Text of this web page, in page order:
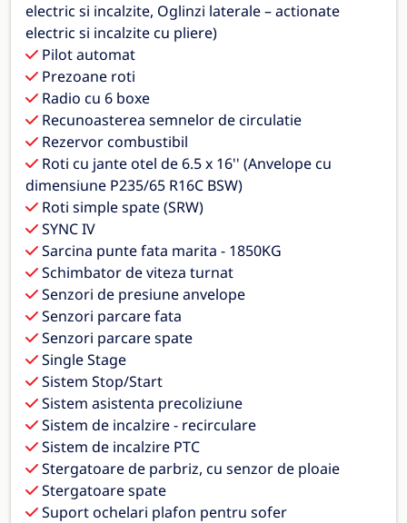
electric si incalzite, Oglinzi laterale – actionate
electric si incalzite cu pliere)
Pilot automat
Prezoane roti
Radio cu 6 boxe
Recunoasterea semnelor de circulatie
Rezervor combustibil
Roti cu jante otel de 6.5 x 16'' (Anvelope cu
dimensiune P235/65 R16C BSW)
Roti simple spate (SRW)
SYNC IV
Sarcina punte fata marita - 1850KG
Schimbator de viteza turnat
Senzori de presiune anvelope
Senzori parcare fata
Senzori parcare spate
Single Stage
Sistem Stop/Start
Sistem asistenta precoliziune
Sistem de incalzire - recirculare
Sistem de incalzire PTC
Stergatoare de parbriz, cu senzor de ploaie
Stergatoare spate
Suport ochelari plafon pentru sofer